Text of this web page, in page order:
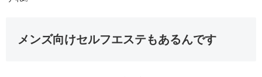
メンズ向けセルフエステもあるんです